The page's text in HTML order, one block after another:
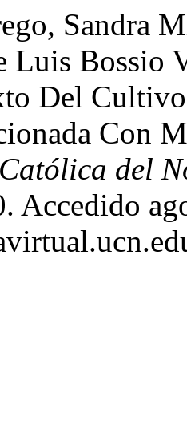
Sandra
Luis Bossio
Del
Con
del
Accedido